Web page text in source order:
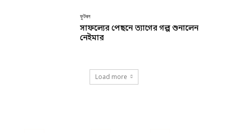
ফুটবল
সাফল্যের পেছনে ত্যাগের গল্প শুনালেন
নেইমার
Load more